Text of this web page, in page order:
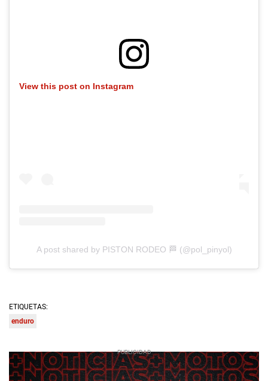
View this post on Instagram
A post shared by PISTON RODEO 🏁 (@pol_pinyol)
ETIQUETAS:
enduro